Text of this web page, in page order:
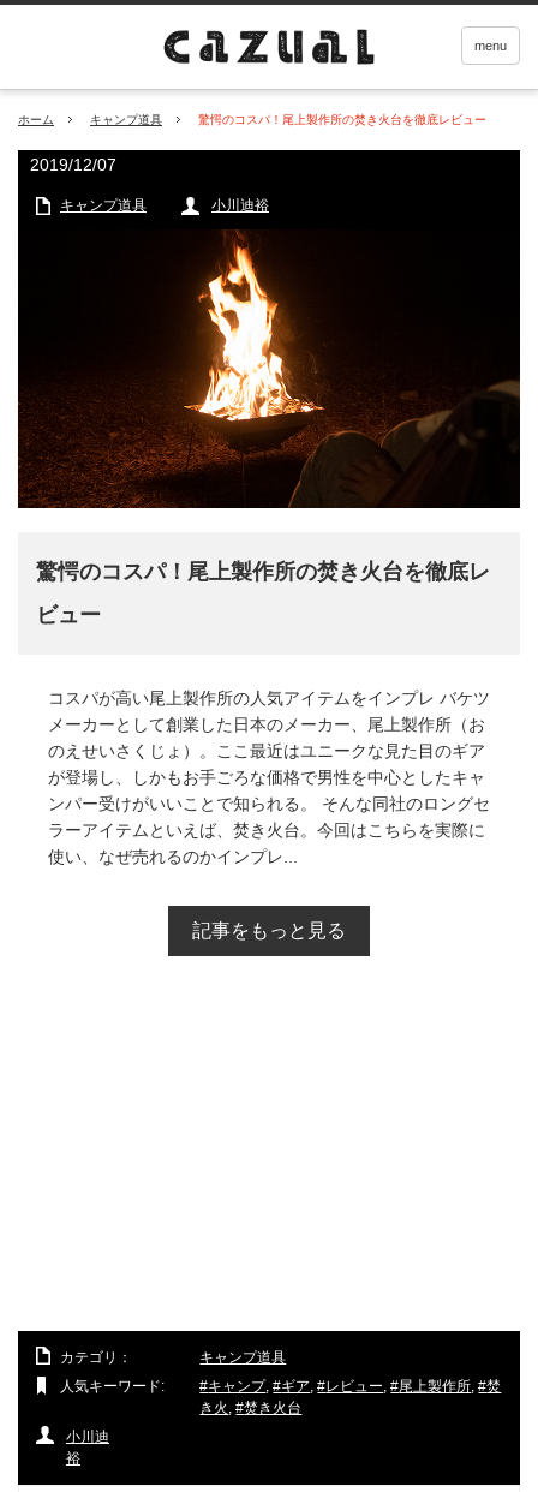
menu
ホーム キャンプ道具 驚愕のコスパ！尾上製作所の焚き火台を徹底レビュー
2019/12/07
キャンプ道具 小川迪裕
驚愕のコスパ！尾上製作所の焚き火台を徹底レ
ビュー
コスパが高い尾上製作所の人気アイテムをインプレ バケツ
メーカーとして創業した日本のメーカー、尾上製作所（お
のえせいさくじょ）。ここ最近はユニークな見た目のギア
が登場し、しかもお手ごろな価格で男性を中心としたキャ
ンパー受けがいいことで知られる。 そんな同社のロングセ
ラーアイテムといえば、焚き火台。今回はこちらを実際に
使い、なぜ売れるのかインプレ...
記事をもっと見る
カテゴリ：
キャンプ道具
人気キーワード:
キャンプ, ギア , レビュー , 尾上製作所 , 焚
き火 , 焚き火台
小川迪
裕